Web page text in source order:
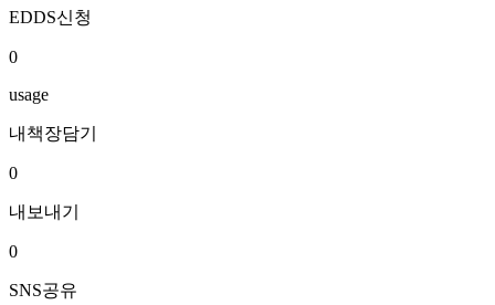
EDDS신청
0
usage
내책장담기
0
내보내기
0
SNS공유